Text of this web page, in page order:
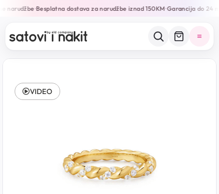
narudžbe•Besplatna dostava za narudžbe iznad 150KM•Garancija do 24
VIDEO